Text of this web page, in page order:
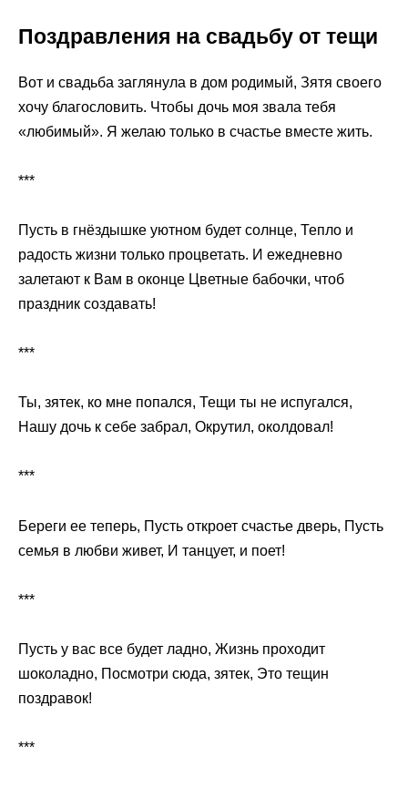
Поздравления на свадьбу от тещи
Вот и свадьба заглянула в дом родимый, Зятя своего
хочу благословить. Чтобы дочь моя звала тебя
«любимый». Я желаю только в счастье вместе жить.
***
Пусть в гнёздышке уютном будет солнце, Тепло и
радость жизни только процветать. И ежедневно
залетают к Вам в оконце Цветные бабочки, чтоб
праздник создавать!
***
Ты, зятек, ко мне попался, Тещи ты не испугался,
Нашу дочь к себе забрал, Окрутил, околдовал!
***
Береги ее теперь, Пусть откроет счастье дверь, Пусть
семья в любви живет, И танцует, и поет!
***
Пусть у вас все будет ладно, Жизнь проходит
шоколадно, Посмотри сюда, зятек, Это тещин
поздравок!
***